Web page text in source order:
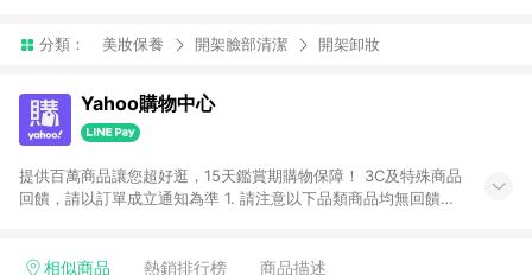
分類： 美妝保養 開架臉部清潔 開架卸妝
Yahoo購物中心
提供百萬商品讓您超好逛，15天鑑賞期購物保障！ 3C及特殊商品
回饋，請以訂單成立通知為準 1. 請注意以下品類商品均無回饋：
電玩/遊戲/相機/單眼/鏡頭/拍立得 [2024/6/1起適用] -內接硬
相似商品 熱銷排行榜 商品描述